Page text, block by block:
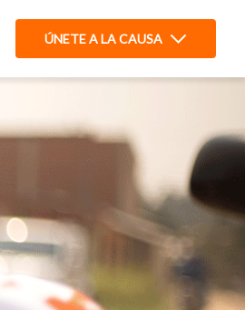
ÚNETE A LA CAUSA